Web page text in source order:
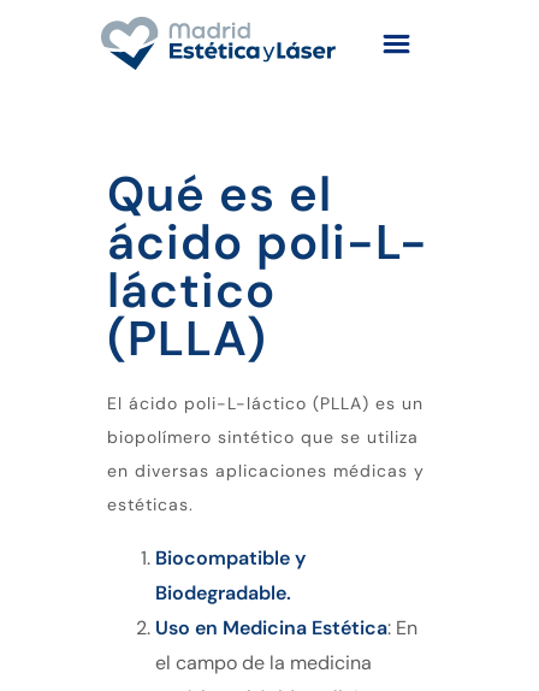
Qué es el
ácido poli-L-
láctico
(PLLA)
El ácido poli-L-láctico (PLLA) es un
biopolímero sintético que se utiliza
en diversas aplicaciones médicas y
estéticas.
Biocompatible y
Biodegradable.
Uso en Medicina Estética: En
el campo de la medicina